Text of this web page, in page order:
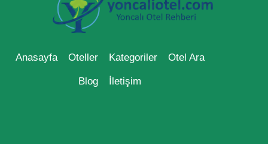
Anasayfa Oteller Kategoriler Otel Ara
Blog İletişim